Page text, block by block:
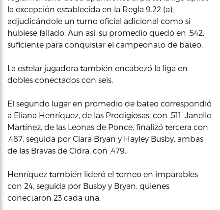
la excepción establecida en la Regla 9.22 (a),
adjudicándole un turno oficial adicional como si
hubiese fallado. Aun así, su promedio quedó en .542,
suficiente para conquistar el campeonato de bateo.
La estelar jugadora también encabezó la liga en
dobles conectados con seis.
El segundo lugar en promedio de bateo correspondió
a Eliana Henríquez, de las Prodigiosas, con .511. Janelle
Martínez, de las Leonas de Ponce, finalizó tercera con
.487, seguida por Ciara Bryan y Hayley Busby, ambas
de las Bravas de Cidra, con .479.
Henríquez también lideró el torneo en imparables
con 24, seguida por Busby y Bryan, quienes
conectaron 23 cada una.